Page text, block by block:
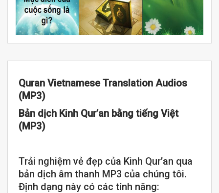
Quran Vietnamese Translation Audios
(MP3)
Bản dịch Kinh Qur’an bằng tiếng Việt
(MP3)
Trải nghiệm vẻ đẹp của Kinh Qur’an qua
bản dịch âm thanh MP3 của chúng tôi.
Định dạng này có các tính năng: